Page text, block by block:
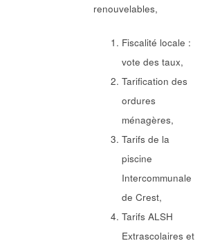
renouvelables,
Fiscalité locale :
vote des taux,
Tarification des
ordures
ménagères,
Tarifs de la
piscine
Intercommunale
de Crest,
Tarifs ALSH
Extrascolaires et